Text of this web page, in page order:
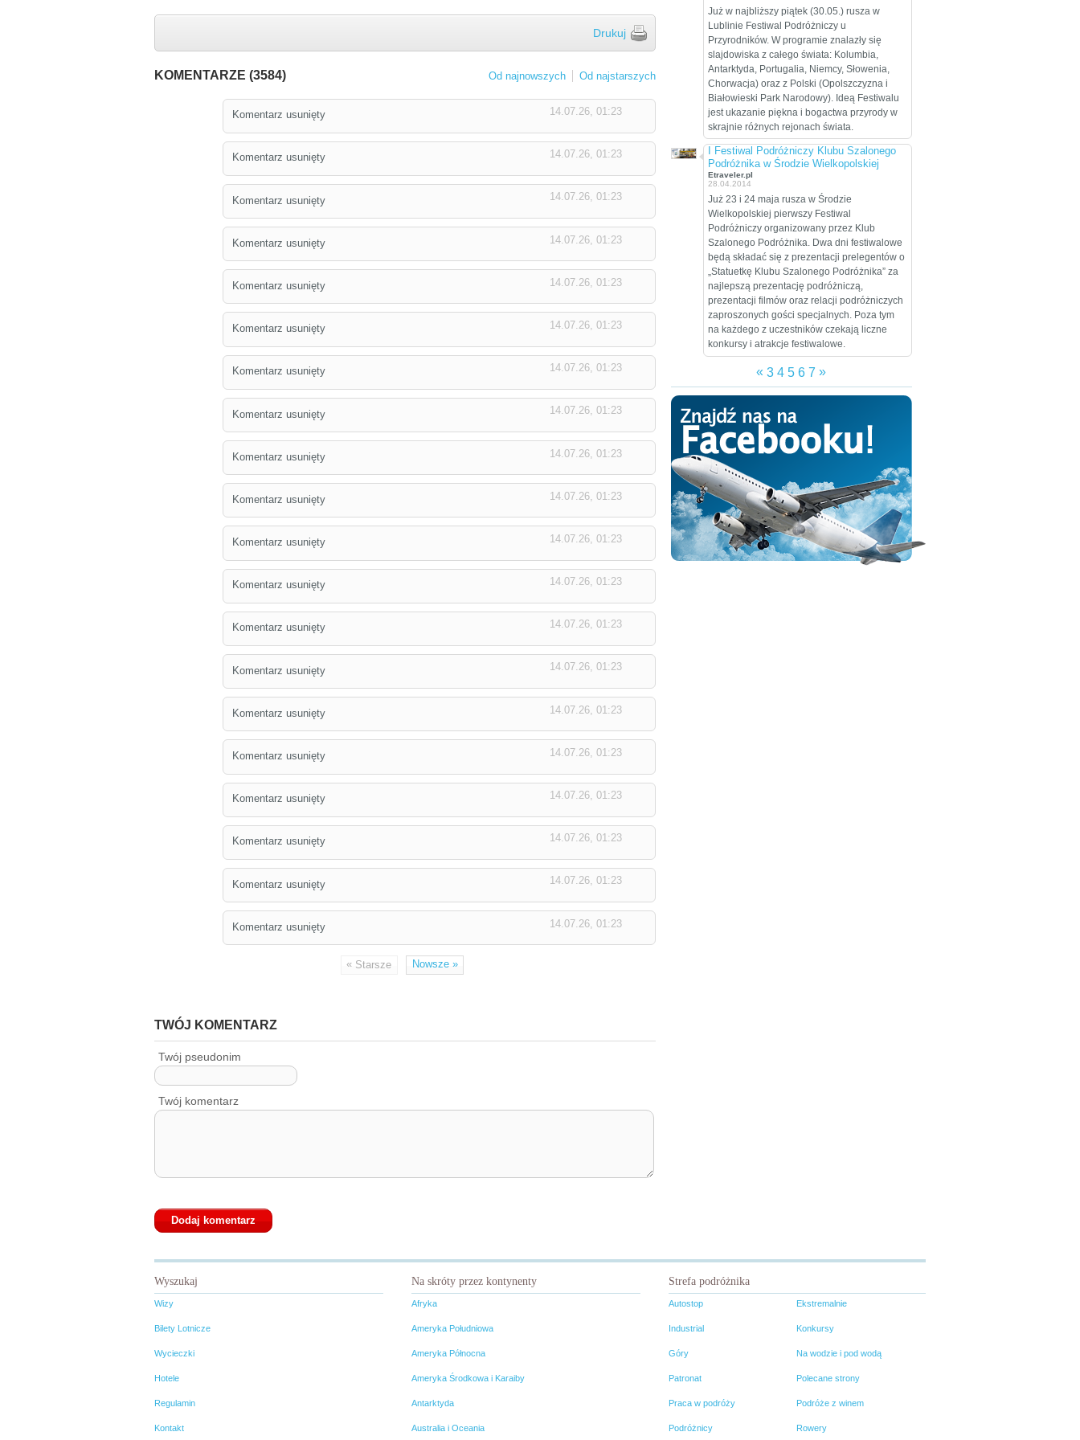
Drukuj
KOMENTARZE (3584) Od najnowszych Od najstarszych
14.07.26, 01:23
Komentarz usunięty
14.07.26, 01:23
Komentarz usunięty
14.07.26, 01:23
Komentarz usunięty
14.07.26, 01:23
Komentarz usunięty
14.07.26, 01:23
Komentarz usunięty
14.07.26, 01:23
Komentarz usunięty
14.07.26, 01:23
Komentarz usunięty
14.07.26, 01:23
Komentarz usunięty
14.07.26, 01:23
Komentarz usunięty
14.07.26, 01:23
Komentarz usunięty
14.07.26, 01:23
Komentarz usunięty
14.07.26, 01:23
Komentarz usunięty
14.07.26, 01:23
Komentarz usunięty
14.07.26, 01:23
Komentarz usunięty
14.07.26, 01:23
Komentarz usunięty
14.07.26, 01:23
Komentarz usunięty
14.07.26, 01:23
Komentarz usunięty
14.07.26, 01:23
Komentarz usunięty
14.07.26, 01:23
Komentarz usunięty
14.07.26, 01:23
Komentarz usunięty
« Starsze Nowsze»
TWÓJ KOMENTARZ
Twój pseudonim
Twój komentarz
celem są Stany
Zjednoczone, które
zamierzają przejechać
wzdłuż i wszerz w
trakcie dwumiesięcznej
eskapady.
Już w najbliższy piątek (30.05.) rusza w
Lublinie Festiwal Podróżniczy u
Przyrodników. W programie znalazły się
slajdowiska z całego świata: Kolumbia,
Antarktyda, Portugalia, Niemcy, Słowenia,
Chorwacja) oraz z Polski (Opolszczyzna i
Białowieski Park Narodowy). Ideą Festiwalu
jest ukazanie piękna i bogactwa przyrody w
skrajnie różnych rejonach świata.
I Festiwal Podróżniczy Klubu Szalonego
Podróżnika w Środzie Wielkopolskiej
Etraveler.pl
28.04.2014
Już 23 i 24 maja rusza w Środzie
Wielkopolskiej pierwszy Festiwal
Podróżniczy organizowany przez Klub
Szalonego Podróżnika. Dwa dni festiwalowe
będą składać się z prezentacji prelegentów o
„Statuetkę Klubu Szalonego Podróżnika” za
najlepszą prezentację podróżniczą,
prezentacji filmów oraz relacji podróżniczych
zaproszonych gości specjalnych. Poza tym
na każdego z uczestników czekają liczne
konkursy i atrakcje festiwalowe.
« 3 4 5 6 7 »
Wyszukaj
Wizy
Bilety Lotnicze
Wycieczki
Hotele
Regulamin
Kontakt
Na skróty przez kontynenty
Afryka
Ameryka Południowa
Ameryka Północna
Ameryka Środkowa i Karaiby
Antarktyda
Australia i Oceania
Strefa podróżnika
Autostop Ekstremalnie
Industrial Konkursy
Góry Na wodzie i pod wodą
Patronat Polecane strony
Praca w podróży Podróże z winem
Podróżnicy Rowery